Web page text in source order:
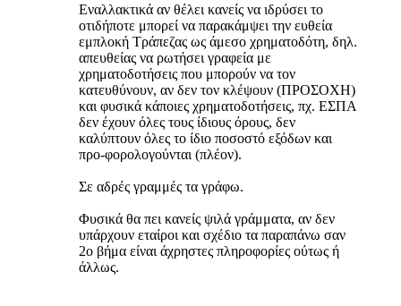
Εναλλακτικά αν θέλει κανείς να ιδρύσει το
οτιδήποτε μπορεί να παρακάμψει την ευθεία
εμπλοκή Τράπεζας ως άμεσο χρηματοδότη, δηλ.
απευθείας να ρωτήσει γραφεία με
χρηματοδοτήσεις που μπορούν να τον
κατευθύνουν, αν δεν τον κλέψουν (ΠΡΟΣΟΧΗ)
και φυσικά κάποιες χρηματοδοτήσεις, πχ. ΕΣΠΑ
δεν έχουν όλες τους ίδιους όρους, δεν
καλύπτουν όλες το ίδιο ποσοστό εξόδων και
προ-φορολογούνται (πλέον).
Σε αδρές γραμμές τα γράφω.
Φυσικά θα πει κανείς ψιλά γράμματα, αν δεν
υπάρχουν εταίροι και σχέδιο τα παραπάνω σαν
2ο βήμα είναι άχρηστες πληροφορίες ούτως ή
άλλως.